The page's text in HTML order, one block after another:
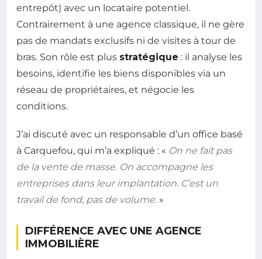
entrepôt) avec un locataire potentiel.
Contrairement à une agence classique, il ne gère
pas de mandats exclusifs ni de visites à tour de
bras. Son rôle est plus stratégique : il analyse les
besoins, identifie les biens disponibles via un
réseau de propriétaires, et négocie les
conditions.
J’ai discuté avec un responsable d’un office basé
à Carquefou, qui m’a expliqué : « On ne fait pas
de la vente de masse. On accompagne les
entreprises dans leur implantation. C’est un
travail de fond, pas de volume. »
DIFFÉRENCE AVEC UNE AGENCE
IMMOBILIÈRE